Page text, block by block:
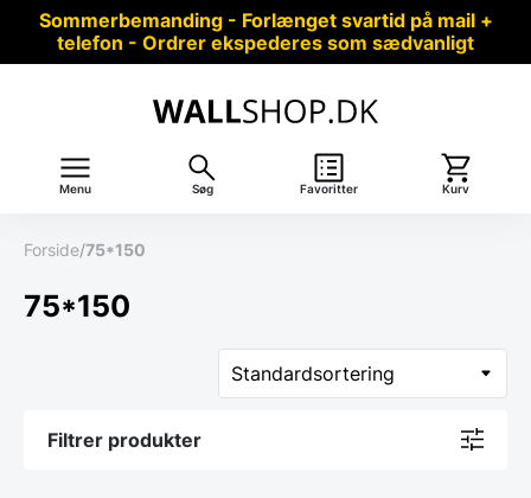
Sommerbemanding - Forlænget svartid på mail +
telefon - Ordrer ekspederes som sædvanligt
Menu Søg Favoritter Kurv
Forside/75*150
75*150
Filtrer produkter